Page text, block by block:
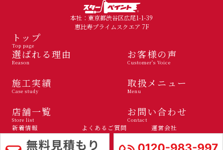
本社：東京都渋谷区広尾1-1-39
恵比寿プライムスクエア 7F
トップ
Top page
選ばれる理由
Reason
お客様の声
Customer's Voice
施工実績
Case study
取扱メニュー
Menu
店舗一覧
Store list
お問い合わせ
Contact
新着情報 よくあるご質問 運営会社